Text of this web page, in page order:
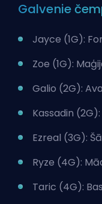
Galvenie
Jayce (1G):
Zoe (1G):
Galio (2G):
Kassadin
Ezreal (3G):
Ryze (4G):
Taric (4G):